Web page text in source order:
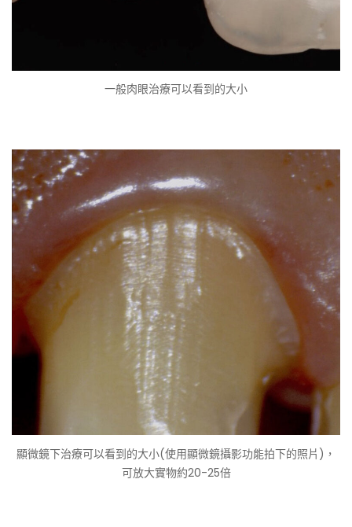
一般肉眼治療可以看到的大小
顯微鏡下治療可以看到的大小(使用顯微鏡攝影功能拍下的照片)，
可放大實物約20-25倍